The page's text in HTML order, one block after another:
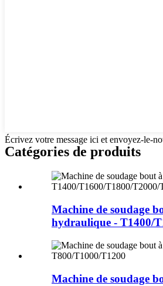
Écrivez votre message ici et envoyez-le-
Catégories de produits
Machine de soudage
hydraulique - T1400/
Machine de soudage